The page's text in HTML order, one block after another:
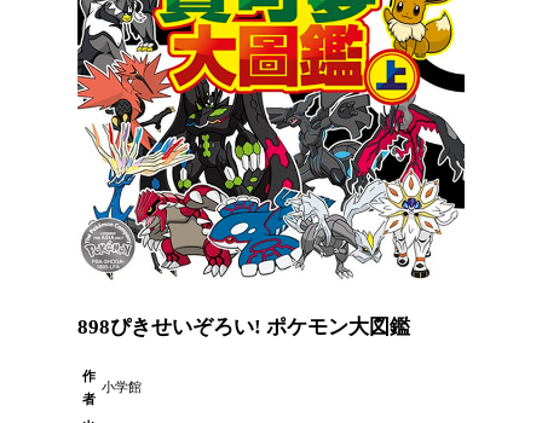
898ぴきせいぞろい! ポケモン大図鑑
作
者
小学館